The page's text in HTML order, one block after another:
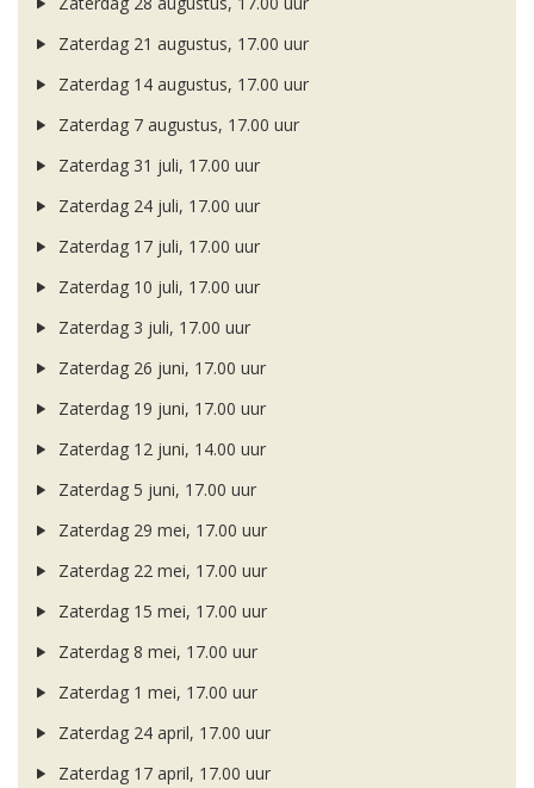
Zaterdag 21 augustus, 17.00 uur
Zaterdag 14 augustus, 17.00 uur
Zaterdag 7 augustus, 17.00 uur
Zaterdag 31 juli, 17.00 uur
Zaterdag 24 juli, 17.00 uur
Zaterdag 17 juli, 17.00 uur
Zaterdag 10 juli, 17.00 uur
Zaterdag 3 juli, 17.00 uur
Zaterdag 26 juni, 17.00 uur
Zaterdag 19 juni, 17.00 uur
Zaterdag 12 juni, 14.00 uur
Zaterdag 5 juni, 17.00 uur
Zaterdag 29 mei, 17.00 uur
Zaterdag 22 mei, 17.00 uur
Zaterdag 15 mei, 17.00 uur
Zaterdag 8 mei, 17.00 uur
Zaterdag 1 mei, 17.00 uur
Zaterdag 24 april, 17.00 uur
Zaterdag 17 april, 17.00 uur